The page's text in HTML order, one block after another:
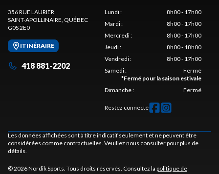
356 RUE LAURIER
SAINT-APOLLINAIRE, QUÉBEC
G0S 2E0
ITINÉRAIRE
418 881-2202
Lundi:
8h00 - 17h00
Mardi:
8h00 - 17h00
Mercredi:
8h00 - 17h00
Jeudi:
8h00 - 18h00
Vendredi:
8h00 - 17h00
Samedi:
Fermé
*Fermé pour la saison estivale
Dimanche: Fermé
Restez connecté
Les données affichées sont à titre indicatif seulement et ne peuvent être
considérées comme contractuelles. Veuillez nous consulter pour plus de
détails.
© 2026 Nordik Sports. Tous droits réservés. Consultez la politique de